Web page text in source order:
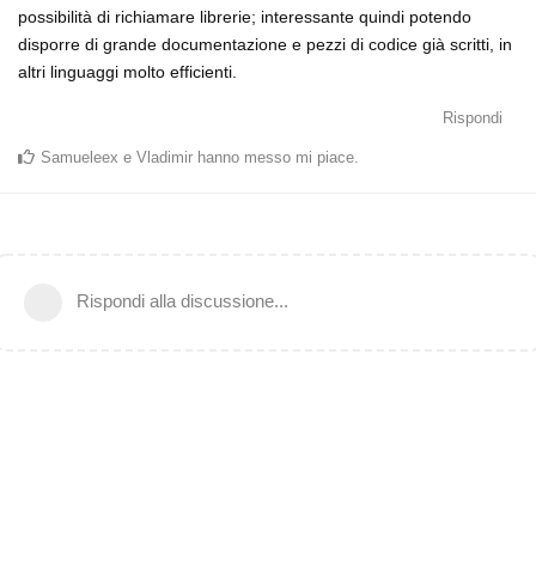
possibilità di richiamare librerie; interessante quindi potendo
disporre di grande documentazione e pezzi di codice già scritti, in
altri linguaggi molto efficienti.
Rispondi
Samueleex e Vladimir hanno messo mi piace
Rispondi alla discussione...